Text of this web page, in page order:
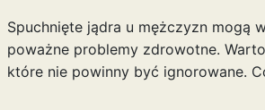
Spuchnięte jądra u mężczyzn mogą
poważne problemy zdrowotne.
które nie powinny być ignorowane.